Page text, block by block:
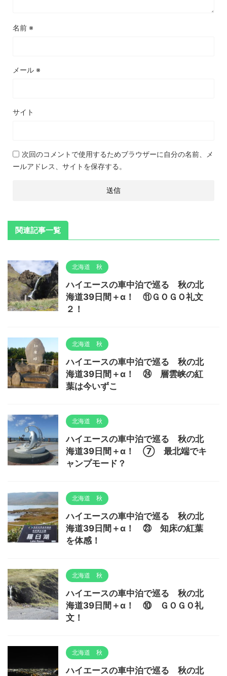
名前 ※
メール ※
サイト
次回のコメントで使用するためブラウザーに自分の名前、メ
ールアドレス、サイトを保存する。
関連記事一覧
北海道 秋
ハイエースの車中泊で巡る 秋の北
海道39日間＋α！ ⑪ＧＯＧＯ礼文
２！
北海道 秋
ハイエースの車中泊で巡る 秋の北
海道39日間＋α！ ㉔ 層雲峡の紅
葉は今いずこ
北海道 秋
ハイエースの車中泊で巡る 秋の北
海道39日間＋α！ ⑦ 最北端でキ
ャンプモード？
北海道 秋
ハイエースの車中泊で巡る 秋の北
海道39日間＋α！ ㉓ 知床の紅葉
を体感！
北海道 秋
ハイエースの車中泊で巡る 秋の北
海道39日間＋α！ ⑩ ＧＯＧＯ礼
文！
北海道 秋
ハイエースの車中泊で巡る 秋の北